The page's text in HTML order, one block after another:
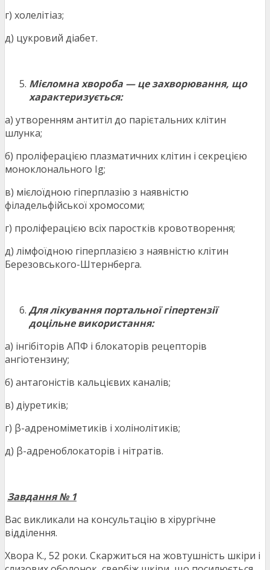
г) холелітіаз;
д) цукровий діабет.
Мієломна хвороба — це захворювання, що
характеризується:
а) утворенням антитіл до парієтальних клітин
шлунка;
б) проліферацією плазматичних клітин і секрецією
моноклонального Ig;
в) мієлоїдною гіперплазію з наявністю
філадельфійської хромосоми;
г) проліферацією всіх паростків кровотворення;
д) лімфоїдною гіперплазією з наявністю клітин
Березовського-Штернберга.
Для лікування портальної гіпертензії
доцільне використання:
а) інгібіторів АПФ і блокаторів рецепторів
ангіотензину;
б) антагоністів кальцієвих каналів;
в) діуретиків;
г) β-адреноміметиків і холінолітиків;
д) β-адреноблокаторів і нітратів.
Завдання № 1
Вас викликали на консультацію в хірургічне
відділення.
Хвора К., 52 роки. Скаржиться на жовтушність шкіри і